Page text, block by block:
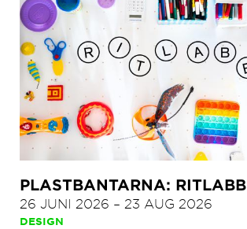
PLASTBANTARNA: RITLABB
26 JUNI 2026 – 23 AUG 2026
DESIGN